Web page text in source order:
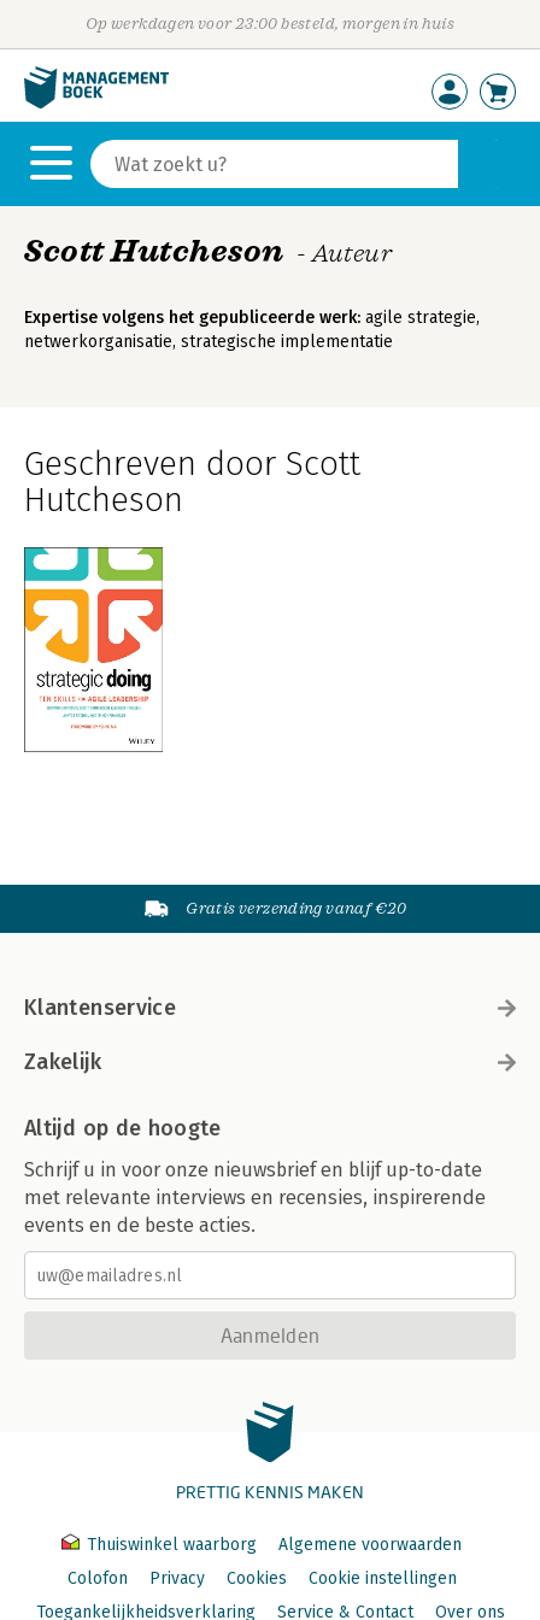
Op werkdagen voor 23:00 besteld, morgen in huis
Scott Hutcheson - Auteur
Expertise volgens het gepubliceerde werk: agile strategie,
netwerkorganisatie, strategische implementatie
Geschreven door Scott
Hutcheson
Gratis verzending vanaf €20
Klantenservice
Zakelijk
Altijd op de hoogte
Schrijf u in voor onze nieuwsbrief en blijf up-to-date
met relevante interviews en recensies, inspirerende
events en de beste acties.
Aanmelden
PRETTIG KENNIS MAKEN
Thuiswinkel waarborg
Algemene voorwaarden
Colofon
Privacy Cookies
Cookie instellingen
Toegankelijkheidsverklaring
Service & Contact Over ons